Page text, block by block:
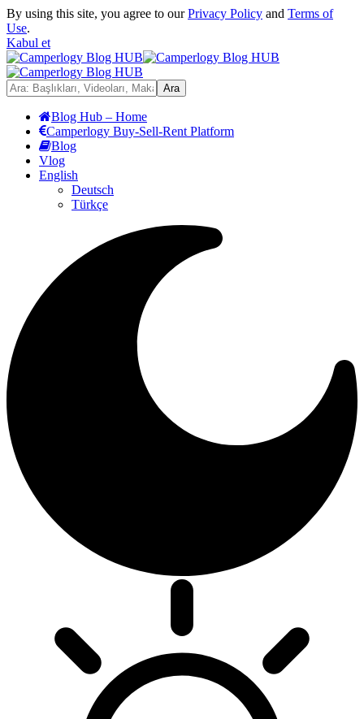
By using this site, you agree to ourPrivacy Policy and Terms of
Use.
Kabul et
Blog Hub – Home
Camperlogy Buy-Sell-Rent Platform
Blog
Vlog
English
Deutsch
Türkçe